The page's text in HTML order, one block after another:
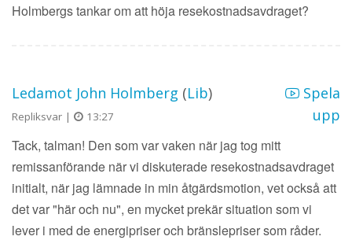
Holmbergs tankar om att höja resekostnadsavdraget?
Ledamot John Holmberg (Lib)
Repliksvar | 13:27
Spela
upp
Tack, talman! Den som var vaken när jag tog mitt
remissanförande när vi diskuterade resekostnadsavdraget
initialt, när jag lämnade in min åtgärdsmotion, vet också att
det var "här och nu", en mycket prekär situation som vi
lever i med de energipriser och bränslepriser som råder.